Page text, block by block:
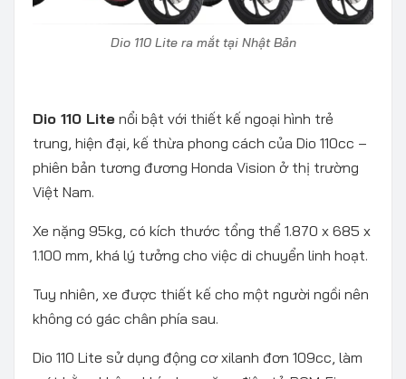
Dio 110 Lite ra mắt tại Nhật Bản
Dio 110 Lite nổi bật với thiết kế ngoại hình trẻ
trung, hiện đại, kế thừa phong cách của Dio 110cc –
phiên bản tương đương Honda Vision ở thị trường
Việt Nam.
Xe nặng 95kg, có kích thước tổng thể 1.870 x 685 x
1.100 mm, khá lý tưởng cho việc di chuyển linh hoạt.
Tuy nhiên, xe được thiết kế cho một người ngồi nên
không có gác chân phía sau.
Dio 110 Lite sử dụng động cơ xilanh đơn 109cc, làm